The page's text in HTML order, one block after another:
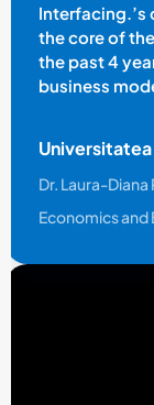
the core of
the past 4
business
Universitatea
Dr. Laura-
Economics